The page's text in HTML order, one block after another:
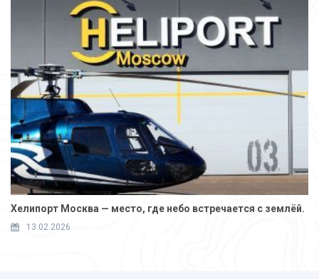
Хелипорт Москва — место, где небо встречается с землёй.
13.02.2026